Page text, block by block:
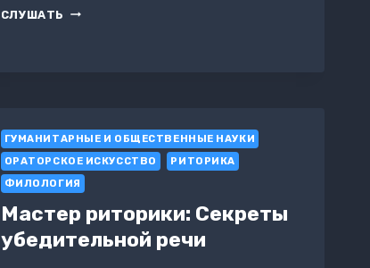
СЛУШАТЬ АЛЛЮЗИЯ
ГУМАНИТАРНЫЕ И ОБЩЕСТВЕННЫЕ НАУКИ
ОРАТОРСКОЕ ИСКУССТВО
РИТОРИКА
ФИЛОЛОГИЯ
Мастер риторики: Секреты
убедительной речи